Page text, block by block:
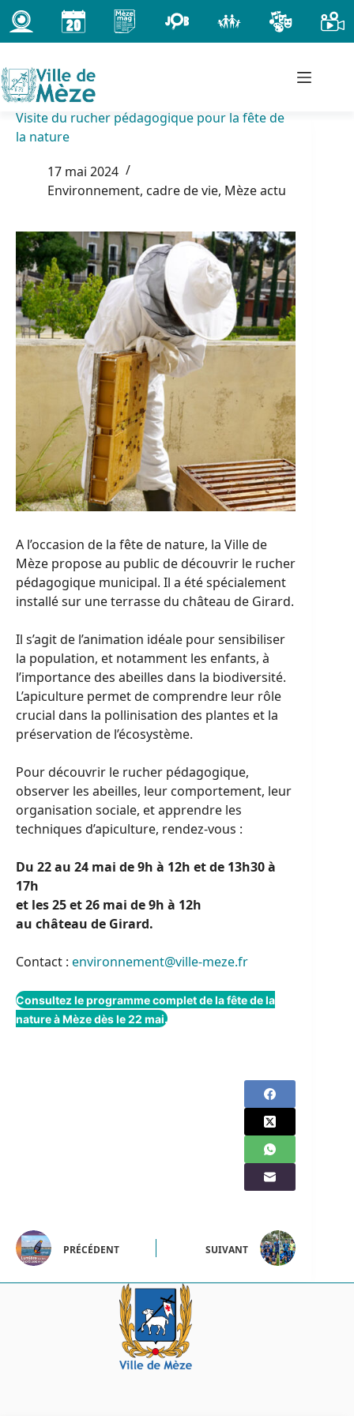
Passer
au
contenu
Visite du rucher pédagogique pour la fête de
la nature
17 mai 2024
Environnement, cadre de vie, Mèze actu
A l’occasion de la fête de nature, la Ville de
Mèze propose au public de découvrir le rucher
pédagogique municipal. Il a été spécialement
installé sur une terrasse du château de Girard.
Il s’agit de l’animation idéale pour sensibiliser
la population, et notamment les enfants, à
l’importance des abeilles dans la biodiversité.
L’apiculture permet de comprendre leur rôle
crucial dans la pollinisation des plantes et la
préservation de l’écosystème.
Pour découvrir le rucher pédagogique,
observer les abeilles, leur comportement, leur
organisation sociale, et apprendre les
techniques d’apiculture, rendez-vous :
Du 22 au 24 mai de 9h à 12h et de 13h30 à
17h
et les 25 et 26 mai de 9h à 12h
au château de Girard.
Contact : environnement@ville-meze.fr
Consultez le programme complet de la fête de la
nature à Mèze dès le 22 mai.
PRÉCÉDENT SUIVANT